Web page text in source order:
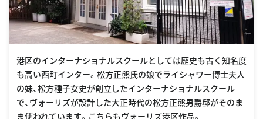
港区のインターナショナルスクールとしては歴史も古く知名度
も高い西町インター。松方正熊氏の娘でライシャワー博士夫人
の妹、松方種子女史が創立したインターナショナルスクール
で、ヴォーリズが設計した大正時代の松方正熊男爵邸がそのま
ま使われています。こちらもヴォーリズ港区作品。